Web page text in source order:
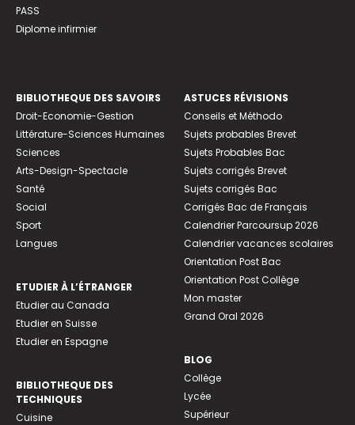
PASS
Diplome infirmier
BIBLIOTHEQUE DES SAVOIRS
Droit-Economie-Gestion
Littérature-Sciences Humaines
Sciences
Arts-Design-Spectacle
Santé
Social
Sport
Langues
ETUDIER À L’ÉTRANGER
Etudier au Canada
Etudier en Suisse
Etudier en Espagne
BIBLIOTHEQUE DES
TECHNIQUES
Cuisine
ASTUCES RÉVISIONS
Conseils et Méthodo
Sujets probables Brevet
Sujets Probables Bac
Sujets corrigés Brevet
Sujets corrigés Bac
Corrigés Bac de Français
Calendrier Parcoursup 2026
Calendrier vacances scolaires
Orientation Post Bac
Orientation Post Collège
Mon master
Grand Oral 2026
BLOG
Collège
Lycée
Supérieur